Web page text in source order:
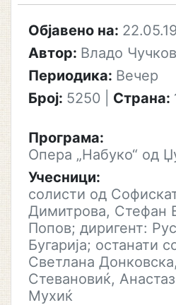
Објавено на:
Автор: Владо Чучков
Периодика: Вечер
Број: 5250 Страна:
Програма:
Опера „Набуко“ од
Учесници:
солисти од
Димитрова, Стефан
Попов; диригент:
Бугарија; останати
Светлана
Стевановиќ,
Мухиќ